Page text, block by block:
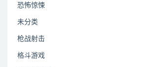
恐怖惊悚
未分类
枪战射击
格斗游戏